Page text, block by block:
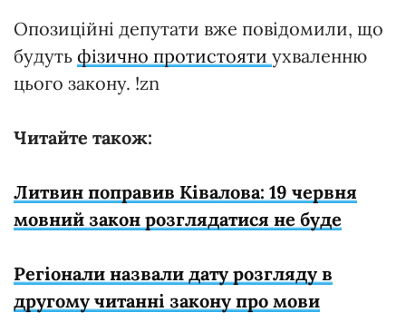
Опозиційні депутати вже повідомили, що
будуть фізично протистояти ухваленню
цього закону. !zn
Читайте також:
Литвин поправив Ківалова: 19 червня
мовний закон розглядатися не буде
Регіонали назвали дату розгляду в
другому читанні закону про мови